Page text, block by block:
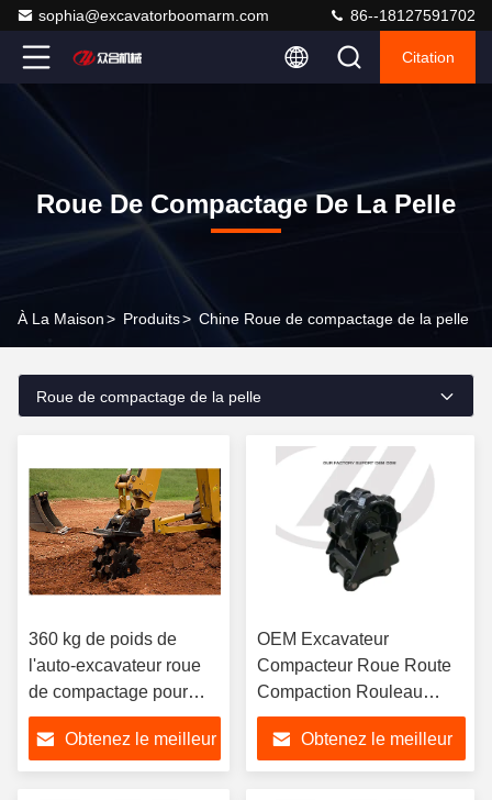
sophia@excavatorboomarm.com 86--18127591702
Citation
Roue De Compactage De La Pelle
À La Maison> Produits> Chine Roue de compactage de la pelle
Roue de compactage de la pelle
360 kg de poids de
l'auto-excavateur roue
de compactage pour
une excavatrice de 12
tonnesObtenez le meilleur
OEM Excavateur
Compacteur Roue Route
Compaction Rouleau
Compaction Roue
Pression réglable
Obtenez le meilleur